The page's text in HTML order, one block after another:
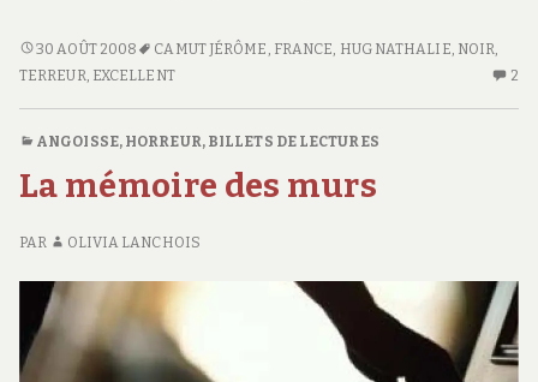
PRÉDATION
30 AOÛT 2008 CAMUT JÉRÔME FRANCE HUG NATHALIE NOIR
TERREUR EXCELLENT 2
ANGOISSE, HORREUR, BILLETS DE LECTURES
La mémoire des murs
PAR OLIVIA LANCHOIS